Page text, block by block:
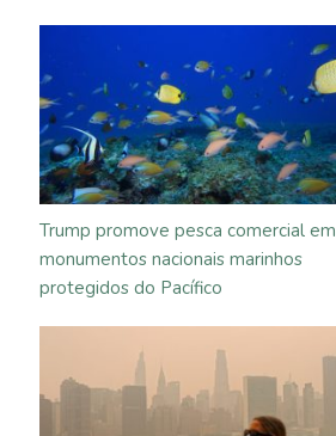
Trump promove pesca comercial em
monumentos nacionais marinhos
protegidos do Pacífico